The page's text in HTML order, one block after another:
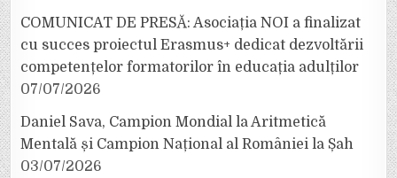
COMUNICAT DE PRESĂ: Asociația NOI a finalizat
cu succes proiectul Erasmus+ dedicat dezvoltării
competențelor formatorilor în educația adulților
07/07/2026
Daniel Sava, Campion Mondial la Aritmetică
Mentală și Campion Național al României la Șah
03/07/2026